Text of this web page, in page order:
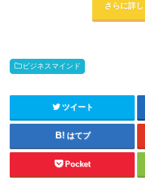
さらに詳
ビジネスマインド
ツイート
はてブ
Pocket